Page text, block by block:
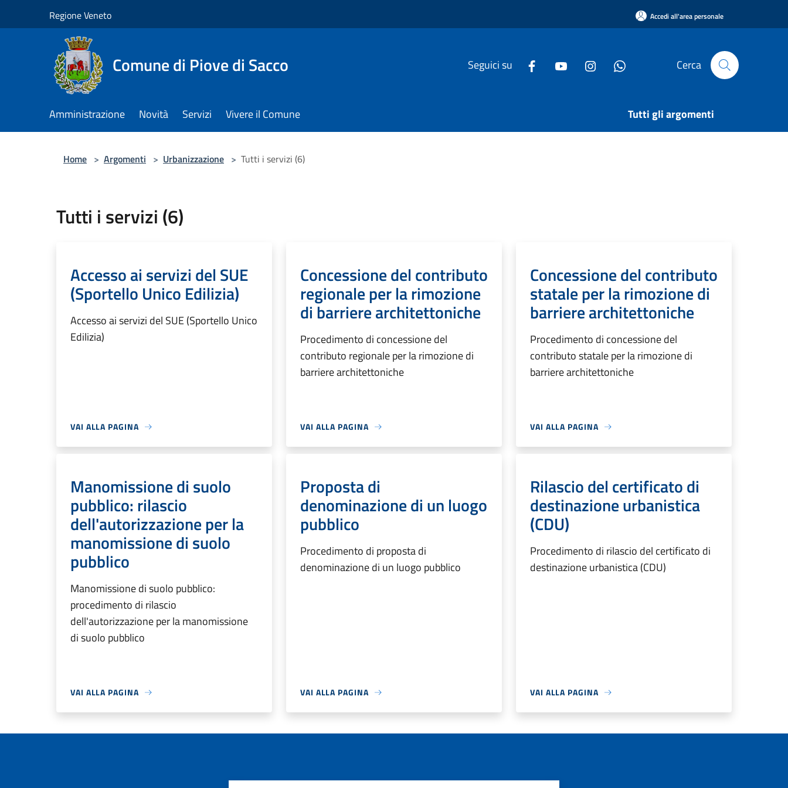
Regione Veneto Accedi all'area personale
Comune di Piove di Sacco Seguici su Cerca
Amministrazione Novità Servizi Vivere il Comune Tutti gli argomenti
Home > Argomenti > Urbanizzazione > Tutti i servizi (6)
Tutti i servizi (6)
Accesso ai servizi del SUE
(Sportello Unico Edilizia)
Accesso ai servizi del SUE (Sportello Unico
Edilizia)
VAI ALLA PAGINA
Concessione del contributo
regionale per la rimozione
di barriere architettoniche
Procedimento di concessione del
contributo regionale per la rimozione di
barriere architettoniche
VAI ALLA PAGINA
Concessione del contributo
statale per la rimozione di
barriere architettoniche
Procedimento di concessione del
contributo statale per la rimozione di
barriere architettoniche
VAI ALLA PAGINA
Manomissione di suolo
pubblico: rilascio
dell'autorizzazione per la
manomissione di suolo
pubblico
Manomissione di suolo pubblico:
procedimento di rilascio
dell'autorizzazione per la manomissione
di suolo pubblico
VAI ALLA PAGINA
Proposta di
denominazione di un luogo
pubblico
Procedimento di proposta di
denominazione di un luogo pubblico
VAI ALLA PAGINA
Rilascio del certificato di
destinazione urbanistica
(CDU)
Procedimento di rilascio del certificato di
destinazione urbanistica (CDU)
VAI ALLA PAGINA